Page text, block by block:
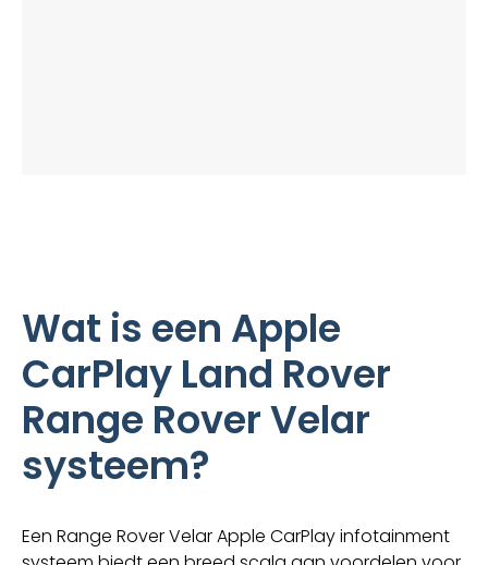
Wat is een Apple
CarPlay Land Rover
Range Rover Velar
systeem?
Een Range Rover Velar Apple CarPlay infotainment